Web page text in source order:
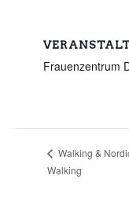
Frauenzentrum
Walking &
Walking